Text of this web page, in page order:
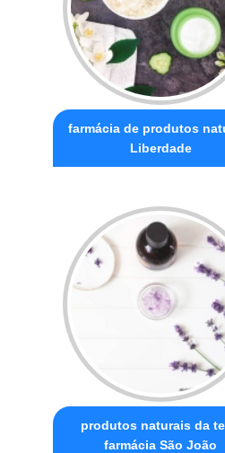
farmácia de produtos
Liberdade
produtos naturais da
farmácia São João